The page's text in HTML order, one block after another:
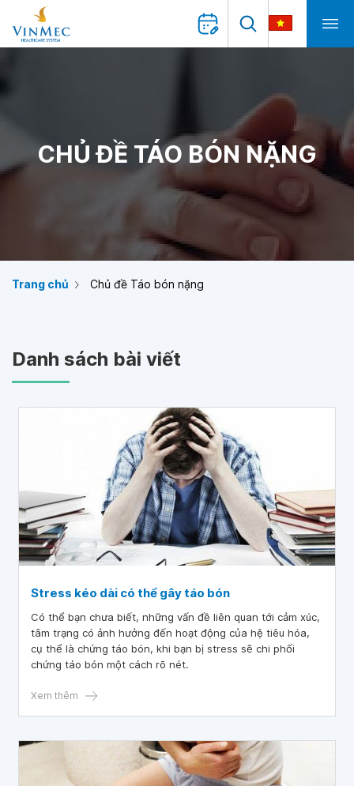
CHỦ ĐỀ TÁO BÓN NẶNG
Trang chủ Chủ đề Táo bón nặng
Danh sách bài viết
Stress kéo dài có thể gây táo bón
Có thể bạn chưa biết, những vấn đề liên quan tới cảm xúc,
tâm trạng có ảnh hưởng đến hoạt động của hệ tiêu hóa,
cụ thể là chứng táo bón, khi bạn bị stress sẽ chi phối
chứng táo bón một cách rõ nét.
Xem thêm